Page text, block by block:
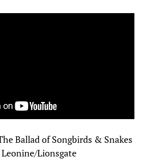
Ballad of Songbirds & Snakes
Lionsgate